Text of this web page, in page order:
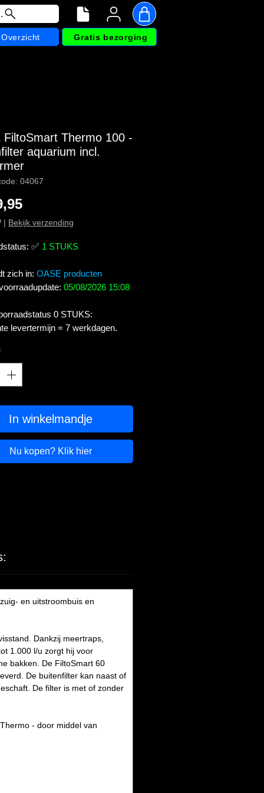
Overzicht Gratis bezorging
FiltoSmart Thermo 100 -
aquarium incl.
04067
Prijs
| Bekijk verzending
✅ 1 STUKS
zich in: OASE producten
05/08/2026 15:08
0 STUKS:
levertermijn = 7 werkdagen.
In winkelmandje
Nu kopen? Klik hier
en uitstroombuis en
Dankzij meertraps,
1.000 l/u zorgt hij voor
bakken. De FiltoSmart 60
De buitenfilter kan naast of
De filter is met of zonder
- door middel van